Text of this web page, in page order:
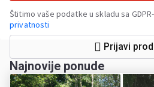
Štitimo vaše podatke u skladu sa
privatnosti
Prijavi
Najnovije ponude